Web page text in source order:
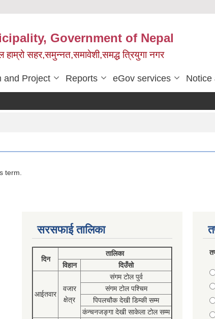
Government of Nepal
हाम्रो सहर,समुन्नत,समावेशी,समद्ध त्रियुगा नगर
and Project Reports eGov services Notice
term.
सरसफाई तालिका
दिन
तालिका
विहान
दिउँसो
आईतवार
वजार
क्षेत्र
संगम टोल पुर्व
संगम टोल पश्चिम
पिपलचौक देखी डिम्की सम्म
कंन्चनजङ्गा देखी साकेला टोल सम्म